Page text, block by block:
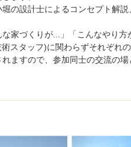
の設計士によるコンセプト解
家づくりが...」「こんなやり方
スタッフ)に関わらずそれぞれ
ますので、参加同士の交流の